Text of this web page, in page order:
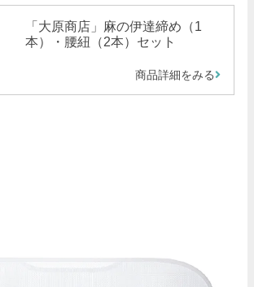
「大原商店」麻の伊達締め（1
本）・腰紐（2本）セット
商品詳細をみる